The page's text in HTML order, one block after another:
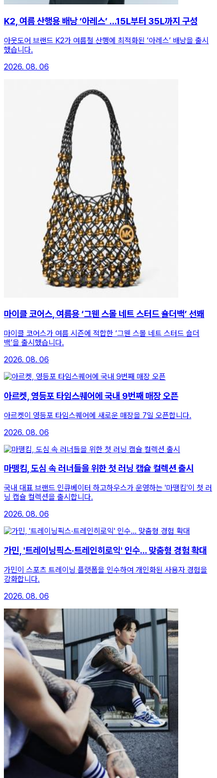
K2, 여름 산행용 배낭 ‘아레스’ …15L부터 35L까지 구성
아웃도어 브랜드 K2가 여름철 산행에 최적화된 ‘아레스’ 배낭을 출시
했습니다.
2026. 08. 06
마이클 코어스, 여름용 ‘그웬 스몰 네트 스터드 숄더백’ 선봬
마이클 코어스가 여름 시즌에 적합한 ‘그웬 스몰 네트 스터드 숄더
백’을 출시했습니다.
2026. 08. 06
아르켓, 영등포 타임스퀘어에 국내 9번째 매장 오픈
아르켓이 영등포 타임스퀘어에 새로운 매장을 7일 오픈합니다.
2026. 08. 06
마뗑킴, 도심 속 러너들을 위한 첫 러닝 캡슐 컬렉션 출시
국내 대표 브랜드 인큐베이터 하고하우스가 운영하는 '마뗑킴'이 첫 러
닝 캡슐 컬렉션을 출시합니다.
2026. 08. 06
가민, '트레이닝픽스·트레인히로익' 인수... 맞춤형 경험 확대
가민이 스포츠 트레이닝 플랫폼을 인수하여 개인화된 사용자 경험을
강화합니다.
2026. 08. 06